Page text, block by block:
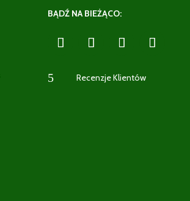
BĄDŹ NA BIEŻĄCO:
5 Recenzje Klientów